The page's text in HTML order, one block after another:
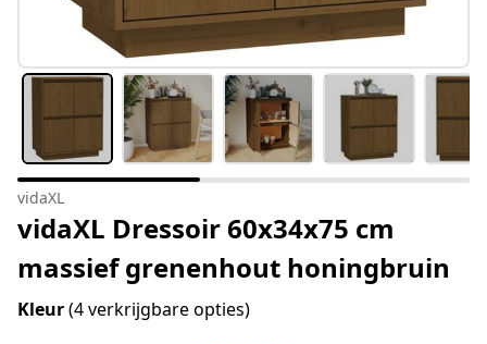
vidaXL
vidaXL Dressoir 60x34x75 cm
massief grenenhout honingbruin
Kleur(4 verkrijgbare opties)